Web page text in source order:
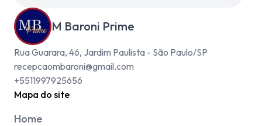
M Baroni Prime
Rua Guarara, 46, Jardim Paulista - São Paulo/SP
recepcaombaroni@gmail.com
+5511997925656
Mapa do site
Home